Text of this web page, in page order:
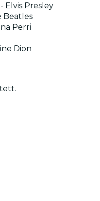
Elvis Presley
Beatles
Perri
Dion